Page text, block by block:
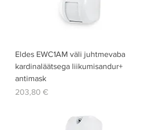
Eldes EWC1AM väli juhtmevaba
kardinaläätsega liikumisandur+
antimask
Price
203,80 €